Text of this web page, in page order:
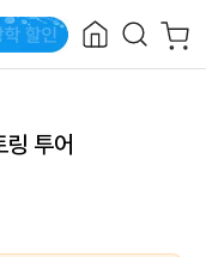
투어